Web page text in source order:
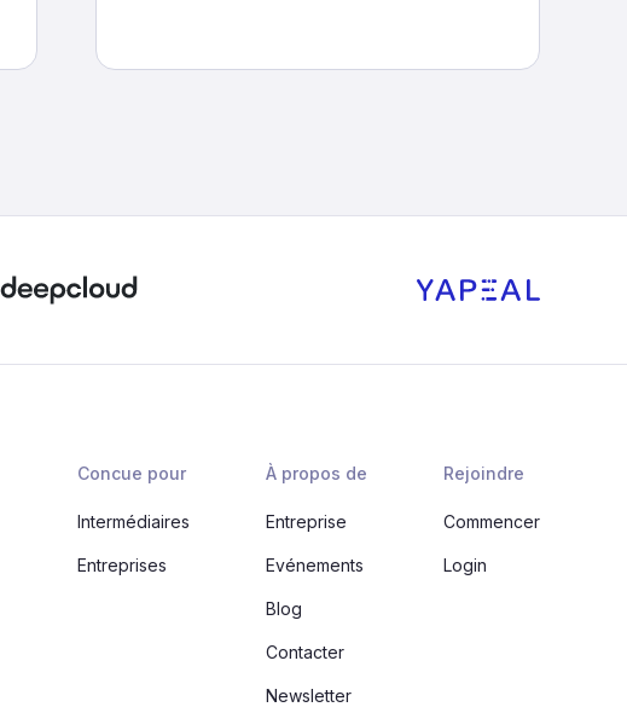
Concue pour
Intermédiaires
Entreprises
À propos de
Entreprise
Evénements
Blog
Contacter
Newsletter
Rejoindre
Commencer
Login